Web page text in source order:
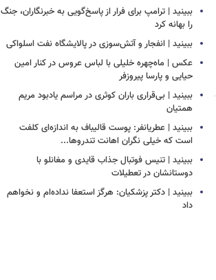
ببینید | ترامپ برای فرار از پاسخ‌گویی به خبرنگاران، جنگ
را بهانه کرد
ببینید | انفجار و آتش‌سوزی در پالایشگاه نفت اسلواکی
عکس | ماه‌چهره خلیلی با لباس عروس در کنار امین
حیایی و پارسا پیروزفر
ببینید | بی‌قراری باران کوثری در مراسم یادبود مریم
همتیان
ببینید | عطریانفر: پوست قالیباف به اندازه‌ای کلفت
است که خیلی نگران اهانت تندروها...
ببینید | تنیس فوتبال جذاب قایدی و مغانلو با
دوستانشان در تعطیلات
ببینید | دکتر پزشکیان: هرگز استعفا نداده‌ام و نخواهم
داد